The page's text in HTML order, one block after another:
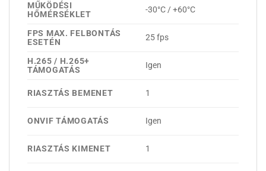
MŰKÖDÉSI
HŐMÉRSÉKLET
-30°C / +60°C
FPS MAX. FELBONTÁS
ESETÉN
25 fps
H.265 / H.265+
TÁMOGATÁS
Igen
RIASZTÁS BEMENET 1
ONVIF TÁMOGATÁS Igen
RIASZTÁS KIMENET 1